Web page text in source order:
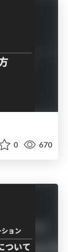
0 670